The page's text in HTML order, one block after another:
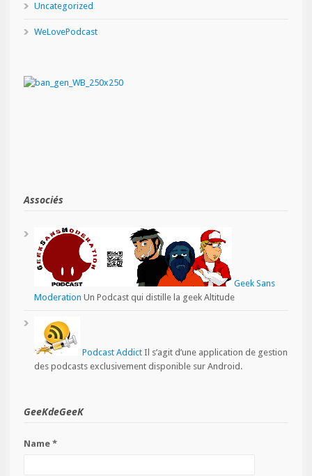
Uncategorized
WeLovePodcast
Associés
Geek Sans
Moderation Un Podcast qui distille la geek Altitude
Podcast Addict Il s’agit d’une application de gestion
des podcasts exclusivement disponible sur Android.
GeeKdeGeeK
Name *